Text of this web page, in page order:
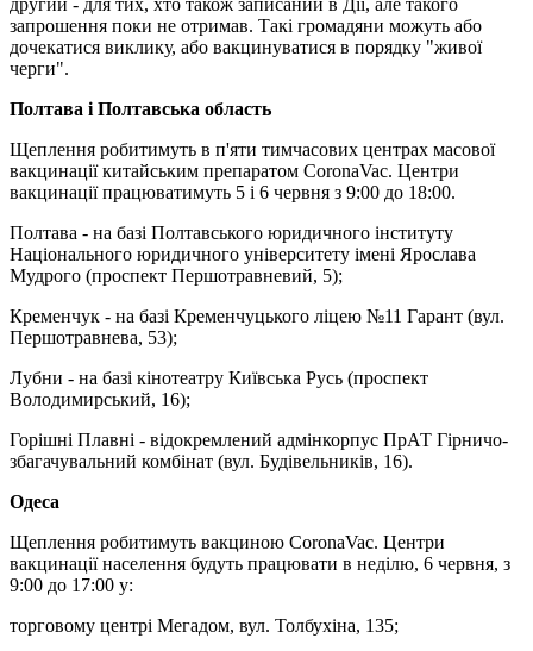
запрошення поки не отримав. Такі громадяни можуть або
дочекатися виклику, або вакцинуватися в порядку "живої
черги".
Полтава і Полтавська область
Щеплення робитимуть в п'яти тимчасових центрах масової
вакцинації китайським препаратом CoronaVac. Центри
вакцинації працюватимуть 5 і 6 червня з 9:00 до 18:00.
Полтава - на базі Полтавського юридичного інституту
Національного юридичного університету імені Ярослава
Мудрого (проспект Першотравневий, 5);
Кременчук - на базі Кременчуцького ліцею №11 Гарант (вул.
Першотравнева, 53);
Лубни - на базі кінотеатру Київська Русь (проспект
Володимирський, 16);
Горішні Плавні - відокремлений адмінкорпус ПрАТ Гірничо-
збагачувальний комбінат (вул. Будівельників, 16).
Одеса
Щеплення робитимуть вакциною CoronaVac. Центри
вакцинації населення будуть працювати в неділю, 6 червня, з
9:00 до 17:00 у:
торговому центрі Мегадом, вул. Толбухіна, 135;